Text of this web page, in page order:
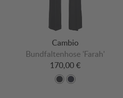
Cambio
Bundfaltenhose 'Farah'
170,00 €